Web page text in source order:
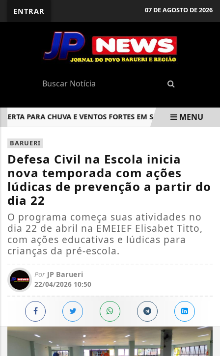
ENTRAR 07 DE AGOSTO DE 2026
PARA CHUVA E VENTOS FORTES EM SP A PARTIR DE
EM ALTA
MENU
BARUERI
Defesa Civil na Escola inicia
nova temporada com ações
lúdicas de prevenção a partir do
dia 22
O programa começa suas atividades no
dia 22 de abril na EMEIEF Elisabet Titto,
com ações educativas e lúdicas para
crianças da pré-escola.
Por JP Barueri
22/04/2026 10:50